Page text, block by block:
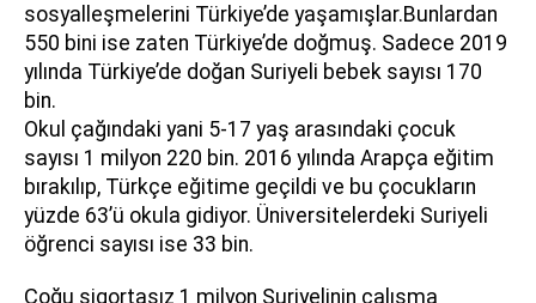
sosyalleşmelerini Türkiye’de yaşamışlar.Bunlardan
550 bini ise zaten Türkiye’de doğmuş. Sadece 2019
yılında Türkiye’de doğan Suriyeli bebek sayısı 170
bin.
Okul çağındaki yani 5-17 yaş arasındaki çocuk
sayısı 1 milyon 220 bin. 2016 yılında Arapça eğitim
bırakılıp, Türkçe eğitime geçildi ve bu çocukların
yüzde 63’ü okula gidiyor. Üniversitelerdeki Suriyeli
öğrenci sayısı ise 33 bin.
Çoğu sigortasız 1 milyon Suriyelinin çalışma